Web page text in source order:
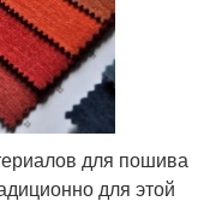
для пошива
для этой